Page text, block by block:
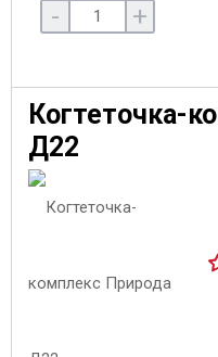
- +
Когтеточка-
Д22